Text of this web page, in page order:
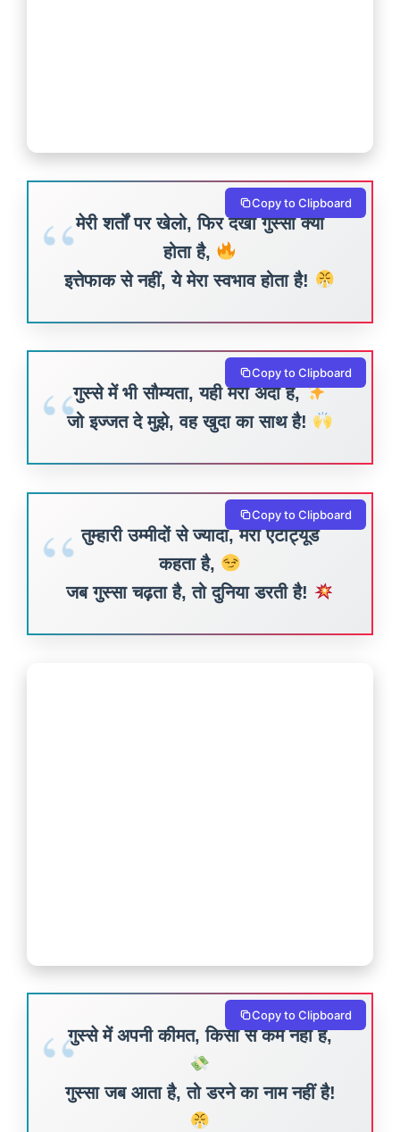
मेरी शर्तों पर खेलो, फिर देखो गुस्सा क्या
होता है,
इत्तेफाक से नहीं, ये मेरा स्वभाव होता है!
Copy to Clipboard
गुस्से में भी सौम्यता, यही मेरा अदा है,
जो इज्जत दे मुझे, वह खुदा का साथ है!
Copy to Clipboard
तुम्हारी उम्मीदों से ज्यादा, मेरा एटीट्यूड
कहता है,
जब गुस्सा चढ़ता है, तो दुनिया डरती है!
Copy to Clipboard
गुस्से में अपनी कीमत, किसी से कम नहीं है,
गुस्सा जब आता है, तो डरने का नाम नहीं है!
Copy to Clipboard